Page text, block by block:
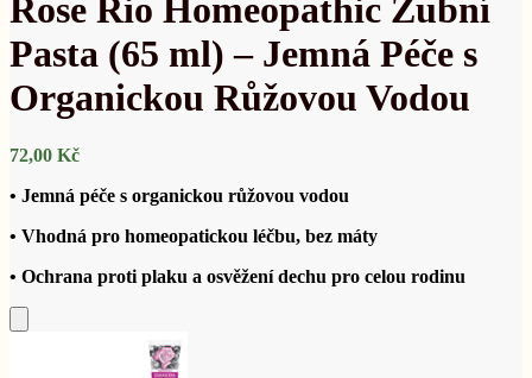
Rose Rio Homeopathic Zubní
Pasta (65 ml) – Jemná Péče s
Organickou Růžovou Vodou
72,00 Kč
• Jemná péče s organickou růžovou vodou
• Vhodná pro homeopatickou léčbu, bez máty
• Ochrana proti plaku a osvěžení dechu pro celou rodinu